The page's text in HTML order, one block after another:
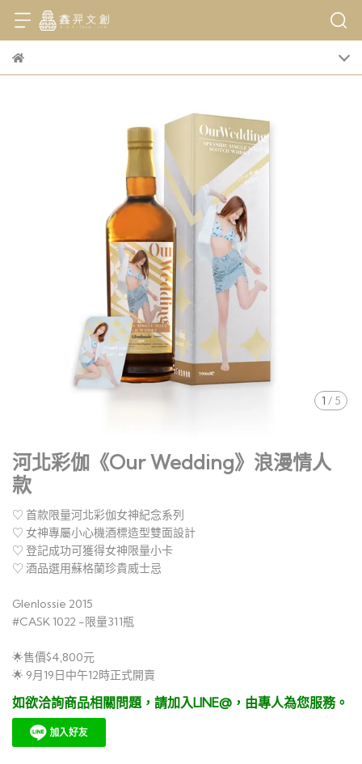
1 / 5
河北彩伽《Our Wedding》浪漫情人
款
♡ 首款限量河北彩伽女神紀念系列
♡ 女神專屬小心機酒標造型雙面設計
♡ 登記成功可獲得女神限量小卡
♡ 酒品選用蘇格蘭珍貴威士忌
Glenlossie 2015
#CASK 1022 -限量311瓶
🌟售價$4,800元
🌟 9月19日中午12時正式開賣
如欲洽詢商品相關問題，請加入LINE@，由專人為您服務。